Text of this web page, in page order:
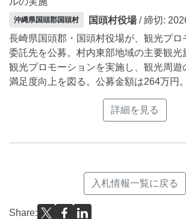
沖縄県国頭郡国頭村 国頭村役場/ 締切:
長崎県国頭郡・国頭村役場が、観光プロ
委託先を公募。村内東部地域の主要観光
観光プロモーションを実施し、観光周遊
満足度向上を図る。公募金額は264万円。
詳細を見る
入札情報一覧に戻る
Share: